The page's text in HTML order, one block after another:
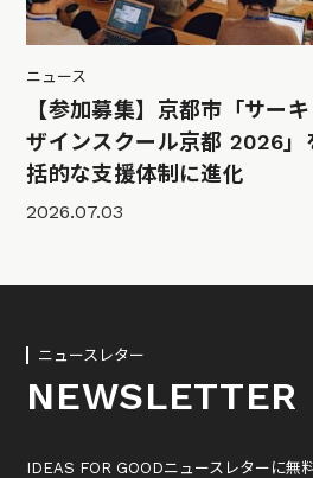
ニュース
【参加募集】京都市「サー
ザインスクール京都 2026」
括的な支援体制に進化
2026.07.03
ニュースレター
NEWSLETTER
IDEAS FOR GOODニュースレターに無